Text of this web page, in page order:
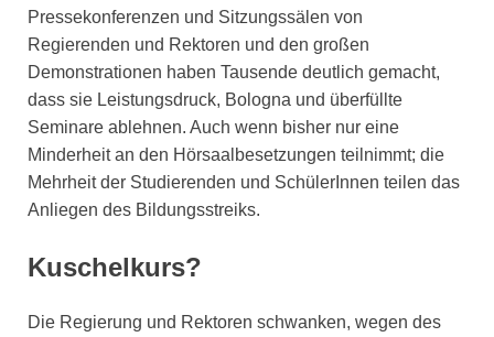
Pressekonferenzen und Sitzungssälen von
Regierenden und Rektoren und den großen
Demonstrationen haben Tausende deutlich gemacht,
dass sie Leistungsdruck, Bologna und überfüllte
Seminare ablehnen. Auch wenn bisher nur eine
Minderheit an den Hörsaalbesetzungen teilnimmt; die
Mehrheit der Studierenden und SchülerInnen teilen das
Anliegen des Bildungsstreiks.
Kuschelkurs?
Die Regierung und Rektoren schwanken, wegen des